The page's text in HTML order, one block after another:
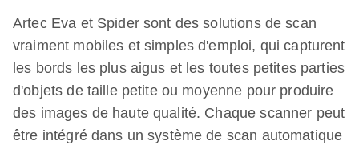
Artec Eva et Spider sont des solutions de scan
vraiment mobiles et simples d'emploi, qui capturent
les bords les plus aigus et les toutes petites parties
d'objets de taille petite ou moyenne pour produire
des images de haute qualité. Chaque scanner peut
être intégré dans un système de scan automatique